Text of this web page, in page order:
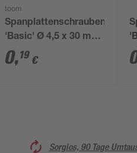
toom
Spanplattenschrauben
'Basic' Ø 4,5 x 30 mm
A2 PZ
0,19 €
Sorglos, 90 Tage